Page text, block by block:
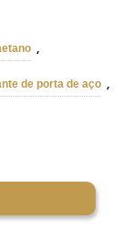
de porta de aço